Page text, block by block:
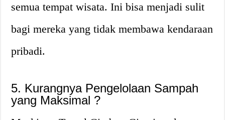
semua tempat wisata. Ini bisa menjadi sulit
bagi mereka yang tidak membawa kendaraan
pribadi.
5. Kurangnya Pengelolaan Sampah
yang Maksimal ?️